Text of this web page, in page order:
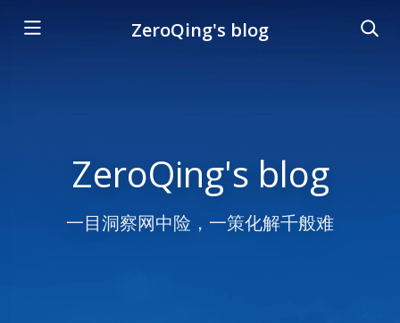
ZeroQing's blog
ZeroQing's blog
一目洞察网中险，一策化解千般难